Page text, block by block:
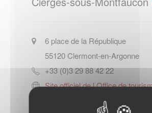
6 place de la République
55120 Clermont-en-Argonne
+33 (0)3 29 88 42 22
Site officiel de l Office de